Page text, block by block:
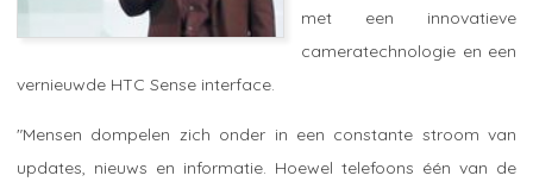
met een innovatieve
cameratechnologie en een
vernieuwde HTC Sense interface.
"Mensen dompelen zich onder in een constante stroom van
updates, nieuws en informatie. Hoewel telefoons één van de